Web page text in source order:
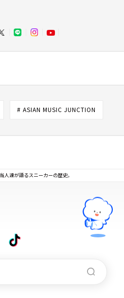
# ASIAN MUSIC JUNCTION
人達が語るスニーカーの歴史。